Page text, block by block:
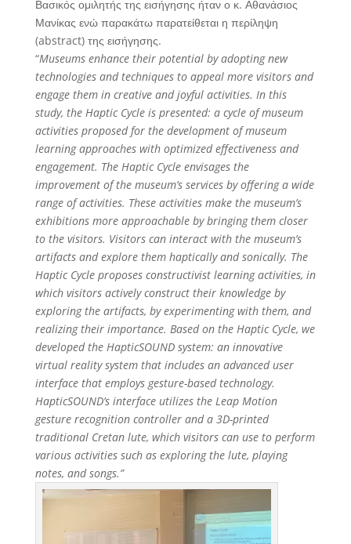
Βασικός ομιλητής της εισήγησης ήταν ο κ. Αθανάσιος
Μανίκας ενώ παρακάτω παρατείθεται η περίληψη
(abstract) της εισήγησης.
“Museums enhance their potential by adopting new
technologies and techniques to appeal more visitors and
engage them in creative and joyful activities. In this
study, the Haptic Cycle is presented: a cycle of museum
activities proposed for the development of museum
learning approaches with optimized effectiveness and
engagement. The Haptic Cycle envisages the
improvement of the museum’s services by offering a wide
range of activities. These activities make the museum’s
exhibitions more approachable by bringing them closer
to the visitors. Visitors can interact with the museum’s
artifacts and explore them haptically and sonically. The
Haptic Cycle proposes constructivist learning activities, in
which visitors actively construct their knowledge by
exploring the artifacts, by experimenting with them, and
realizing their importance. Based on the Haptic Cycle, we
developed the HapticSOUND system: an innovative
virtual reality system that includes an advanced user
interface that employs gesture-based technology.
HapticSOUND’s interface utilizes the Leap Motion
gesture recognition controller and a 3D-printed
traditional Cretan lute, which visitors can use to perform
various activities such as exploring the lute, playing
notes, and songs.”